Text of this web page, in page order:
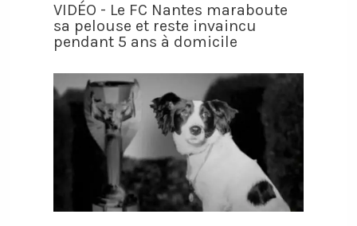
VIDÉO - Le FC Nantes maraboute
sa pelouse et reste invaincu
pendant 5 ans à domicile